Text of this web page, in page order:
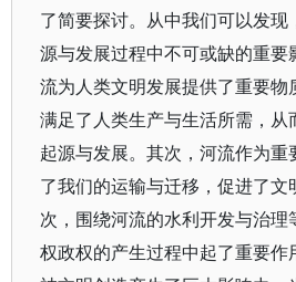
了简要探讨。从中我们可以发现
源与发展过程中不可或缺的重要
流为人类文明发展提供了重要
满足了人类生产与生活所需，从
起源与发展。其次，河流作为重
了我们的运输与迁移，促进了
次，围绕河流的水利开发与治
权政权的产生过程中起了重要作